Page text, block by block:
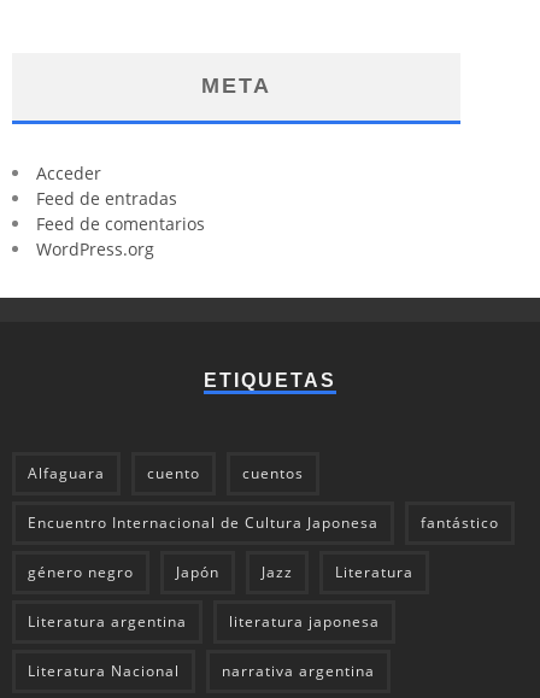
META
Acceder
Feed de entradas
Feed de comentarios
WordPress.org
ETIQUETAS
Alfaguara cuento cuentos
Encuentro Internacional de Cultura Japonesa fantástico
género negro Japón Jazz Literatura
Literatura argentina literatura japonesa
Literatura Nacional narrativa argentina